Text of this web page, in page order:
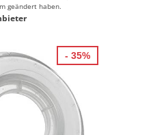
geändert haben.
- 35%